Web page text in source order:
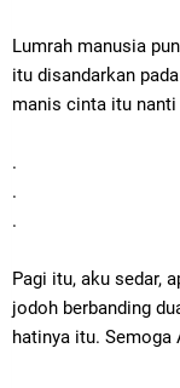
Lumrah manusia
itu disandarkan
manis cinta itu nanti
.
.
.
Pagi itu, aku sedar,
jodoh berbanding
hatinya itu. Semoga